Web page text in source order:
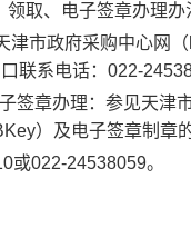
领取、 电子签章办理办
津市政府采购中心网（
联系电话： 022-
签章办理 ：参见天津
）及电子签章制章
或022-24538059。